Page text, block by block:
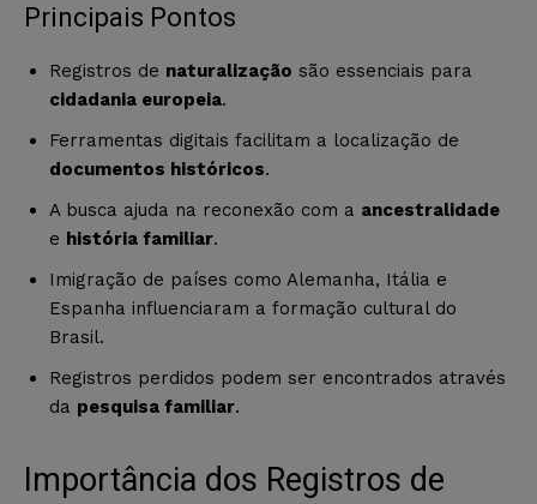
Principais Pontos
Registros de naturalização são essenciais para
cidadania europeia.
Ferramentas digitais facilitam a localização de
documentos históricos.
A busca ajuda na reconexão com a ancestralidade
e história familiar.
Imigração de países como Alemanha, Itália e
Espanha influenciaram a formação cultural do
Brasil.
Registros perdidos podem ser encontrados através
da pesquisa familiar.
Importância dos Registros de